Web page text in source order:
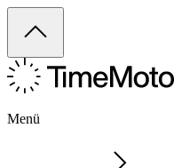
Menü